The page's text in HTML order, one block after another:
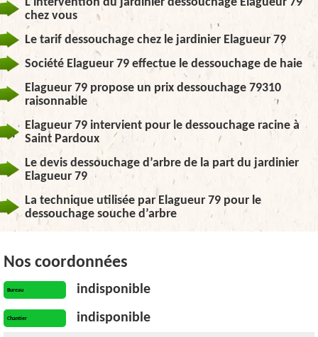
chez vous
Le tarif dessouchage chez le jardinier Elagueur 79
Société Elagueur 79 effectue le dessouchage de haie
Elagueur 79 propose un prix dessouchage 79310
raisonnable
Elagueur 79 intervient pour le dessouchage racine à
Saint Pardoux
Le devis dessouchage d’arbre de la part du jardinier
Elagueur 79
La technique utilisée par Elagueur 79 pour le
dessouchage souche d’arbre
Nos coordonnées
Bureau indisponible
Chantier indisponible